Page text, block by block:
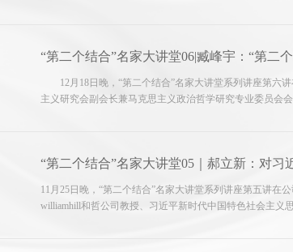
“第二个结合”名家大讲堂06|臧峰宇：“第二
12月18日晚，“第二个结合”名家大讲堂系列讲座第六
主义研究会副会长兼马克思主义政治哲学研究专业委员会
“第二个结合”名家大讲堂05｜郝立新：对
11月25日晚，“第二个结合”名家大讲堂系列讲座第五讲在
williamhill和哲公司教授、习近平新时代中国特色社会主义